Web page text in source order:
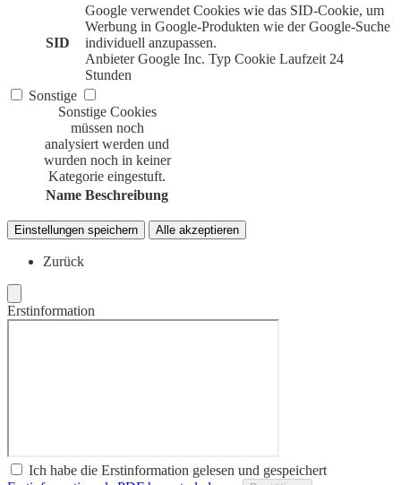
SID
Google verwendet Cookies wie das SID-Cookie, um
Werbung in Google-Produkten wie der Google-Suche
individuell anzupassen.
Anbieter Google Inc. Typ Cookie Laufzeit 24
Stunden
Sonstige
Sonstige Cookies
müssen noch
analysiert werden und
wurden noch in keiner
Kategorie eingestuft.
Name Beschreibung
Einstellungen speichern Alle akzeptieren
Zurück
Erstinformation
Ich habe die Erstinformation gelesen und gespeichert